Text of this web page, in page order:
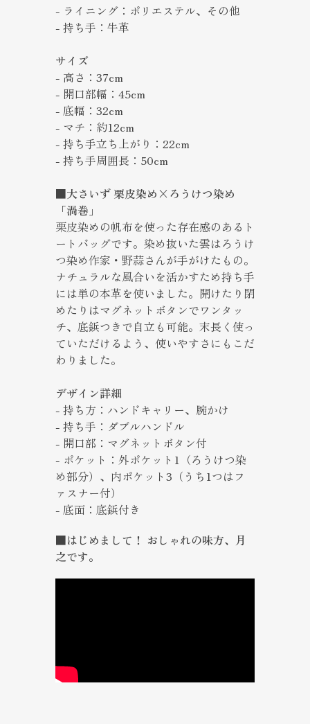
- ライニング：ポリエステル、その他
- 持ち手：牛革
サイズ
- 高さ：37cm
- 開口部幅：45cm
- 底幅：32cm
- マチ：約12cm
- 持ち手立ち上がり：22cm
- 持ち手周囲長：50cm
■大さいず 栗皮染め×ろうけつ染め
「渦巻」
栗皮染めの帆布を使った存在感のあるト
ートバッグです。染め抜いた雲はろうけ
つ染め作家・野蒜さんが手がけたもの。
ナチュラルな風合いを活かすため持ち手
には単の本革を使いました。開けたり閉
めたりはマグネットボタンでワンタッ
チ、底鋲つきで自立も可能。末長く使っ
ていただけるよう、使いやすさにもこだ
わりました。
デザイン詳細
- 持ち方：ハンドキャリー、腕かけ
- 持ち手：ダブルハンドル
- 開口部：マグネットボタン付
- ポケット：外ポケット1（ろうけつ染
め部分）、内ポケット3（うち1つはフ
ァスナー付）
- 底面：底鋲付き
■はじめまして！ おしゃれの味方、月
之です。